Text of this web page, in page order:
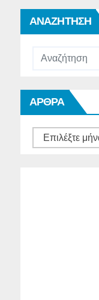
ΑΝΑΖΗΤΗΣΗ
ΑΡΘΡΑ
ΑΡΘΡΑ